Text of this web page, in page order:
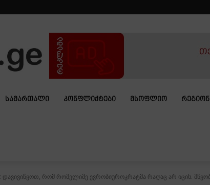
ᲡᲐᲛᲐᲠᲗᲐᲚᲘ ᲙᲝᲜᲤᲚᲘᲥᲢᲔᲑᲘ ᲛᲡᲝᲤᲚᲘᲝ
დავივიწყოთ, რომ რომელიმე ევრობიუროკრატმა რაღაც არ იცის.